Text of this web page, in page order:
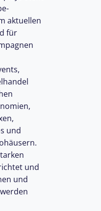
aktuellen
für
und
und
und